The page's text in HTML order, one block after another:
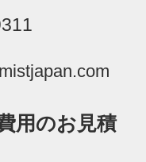
用のお見積